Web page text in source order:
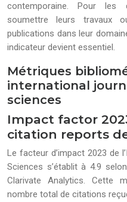
contemporaine. Pour les
soumettre leurs travaux
publications dans leur
indicateur devient essentiel.
Métriques
international
sciences
Impact factor
citation reports
Le facteur d’impact 2023 de
Sciences s’établit à 4.9
Clarivate Analytics. Cette
nombre total de citations